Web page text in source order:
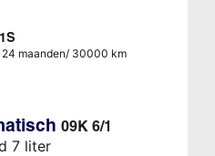
24 maanden/ 30000 km
09K 6/1
7 liter